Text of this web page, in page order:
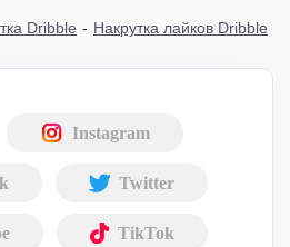
Dribble - Накрутка лайков Dribble
Instagram
Twitter
TikTok